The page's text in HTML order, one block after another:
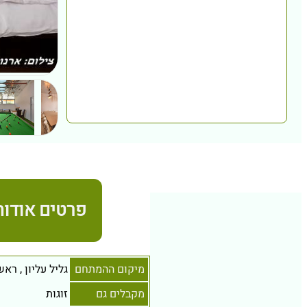
פרטים
מיקום ההמתחם גליל עליון,
מקבלים גם
זוגות